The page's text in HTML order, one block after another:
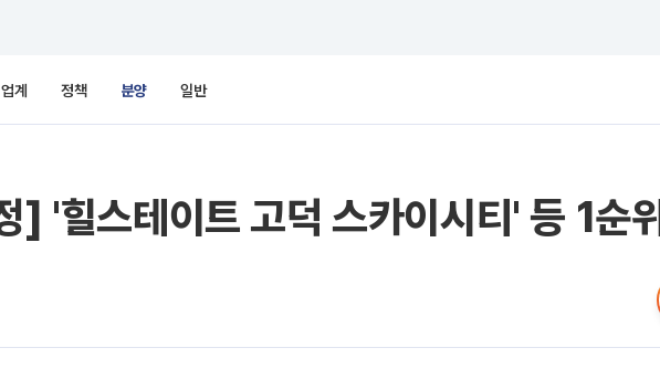
업계 정책 분양 일반
] '힐스테이트 고덕 스카이시티' 등 1순